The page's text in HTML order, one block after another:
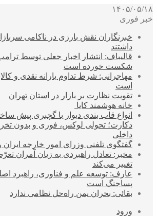
۱۴۰۵/۰۵/۱۸
خبر فوری
خبرنگاران نقش بارزی در ناکامی
داشتند
قالیباف: انتشار اخبار جعلی توسط
شکست خورده است
مهاجرانی: شرط تداوم یارانه نقدی و
است
تقویت نظارت بر بازار در استان تهران
خانه هوشمند کایا
انواع قاب بندی دیوار با گچبری پیش
دکارت؛ تحولی لوکس، فوری و بدون
داخلی
گفتگوی تلفنی وزرای امور خارجه ایران
مخبر: تعادل راهبردی به زیان آمران
تغییر می‌کند
عارف: توسعه علم و فناوری، راهبرد
پساجنگ است
بقائی: بحران یمن راه‌حل نظامی ندارد
ورود